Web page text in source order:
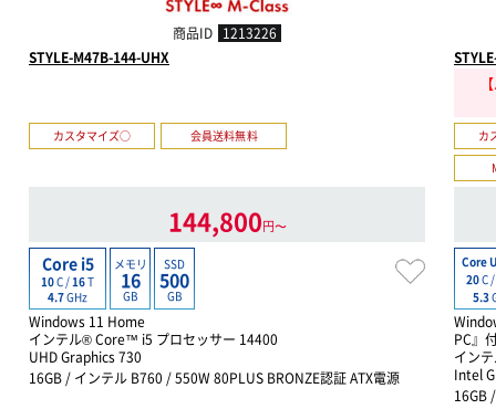
商品ID 1213226
STYLE-M47B-144-UHX
カスタマイズ○ 会員送料無料
144,800円〜
Core i5
10C / 16T
4.7GHz
メモリ
16
GB
SSD
500
GB
Windows 11 Home
インテル® Core™ i5 プロセッサー 14400
UHD Graphics 730
16GB / インテル B760 / 550W 80PLUS BRONZE認証 ATX電源
カ
Core
20C /
5.3
PC』
イン
Intel
16GB